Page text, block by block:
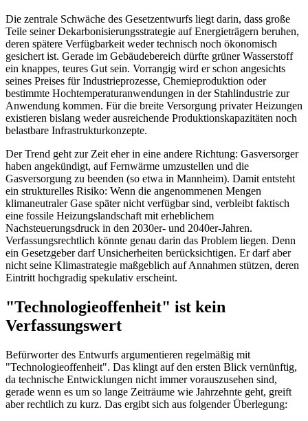
Die zentrale Schwäche des Gesetzentwurfs liegt darin, dass große
Teile seiner Dekarbonisierungsstrategie auf Energieträgern beruhen,
deren spätere Verfügbarkeit weder technisch noch ökonomisch
gesichert ist. Gerade im Gebäudebereich dürfte grüner Wasserstoff
ein knappes, teures Gut sein. Vorrangig wird er schon angesichts
seines Preises für Industrieprozesse, Chemieproduktion oder
bestimmte Hochtemperaturanwendungen in der Stahlindustrie zur
Anwendung kommen. Für die breite Versorgung privater Heizungen
existieren bislang weder ausreichende Produktionskapazitäten noch
belastbare Infrastrukturkonzepte.
Der Trend geht zur Zeit eher in eine andere Richtung: Gasversorger
haben angekündigt, auf Fernwärme umzustellen und die
Gasversorgung zu beenden (so etwa in Mannheim). Damit entsteht
ein strukturelles Risiko: Wenn die angenommenen Mengen
klimaneutraler Gase später nicht verfügbar sind, verbleibt faktisch
eine fossile Heizungslandschaft mit erheblichem
Nachsteuerungsdruck in den 2030er- und 2040er-Jahren.
Verfassungsrechtlich könnte genau darin das Problem liegen. Denn
ein Gesetzgeber darf Unsicherheiten berücksichtigen. Er darf aber
nicht seine Klimastrategie maßgeblich auf Annahmen stützen, deren
Eintritt hochgradig spekulativ erscheint.
"Technologieoffenheit" ist kein
Verfassungswert
Befürworter des Entwurfs argumentieren regelmäßig mit
"Technologieoffenheit". Das klingt auf den ersten Blick vernünftig,
da technische Entwicklungen nicht immer vorauszusehen sind,
gerade wenn es um so lange Zeiträume wie Jahrzehnte geht, greift
aber rechtlich zu kurz. Das ergibt sich aus folgender Überlegung: